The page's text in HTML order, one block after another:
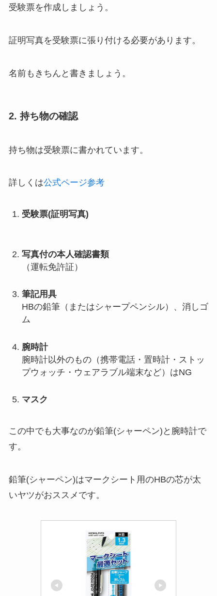
受験票を作成しましょう。
証明写真を受験票に張り付ける必要があります。
名前もきちんと書きましょう。
2. 持ち物の確認
持ち物は受験票に書かれています。
詳しくは公式ページ参考
受験票(証明写真)
写真付の本人確認書類
（運転免許証）
筆記用具
HBの鉛筆（またはシャープペンシル）、消しゴ
ム
腕時計
腕時計以外のもの（携帯電話・置時計・ストッ
プウォッチ・ウェアラブル端末など）はNG
マスク
この中でも大事なのが鉛筆(シャーペン)と腕時計で
す。
鉛筆(シャーペン)はマークシート用のHBの芯が太
いヤツがおススメです。